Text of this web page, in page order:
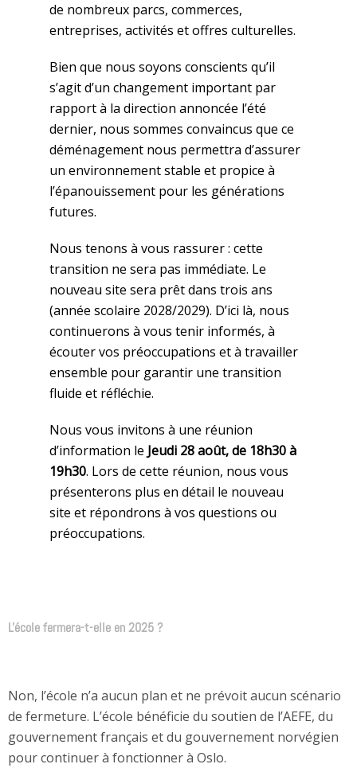
de nombreux parcs, commerces,
entreprises, activités et offres culturelles.
Bien que nous soyons conscients qu’il
s’agit d’un changement important par
rapport à la direction annoncée l’été
dernier, nous sommes convaincus que ce
déménagement nous permettra d’assurer
un environnement stable et propice à
l’épanouissement pour les générations
futures.
Nous tenons à vous rassurer : cette
transition ne sera pas immédiate. Le
nouveau site sera prêt dans trois ans
(année scolaire 2028/2029). D’ici là, nous
continuerons à vous tenir informés, à
écouter vos préoccupations et à travailler
ensemble pour garantir une transition
fluide et réfléchie.
Nous vous invitons à une réunion
d’information le Jeudi 28 août, de 18h30 à
19h30. Lors de cette réunion, nous vous
présenterons plus en détail le nouveau
site et répondrons à vos questions ou
préoccupations.
L'école fermera-t-elle en 2025 ?
Non, l’école n’a aucun plan et ne prévoit aucun scénario
de fermeture. L’école bénéficie du soutien de l’AEFE, du
gouvernement français et du gouvernement norvégien
pour continuer à fonctionner à Oslo.